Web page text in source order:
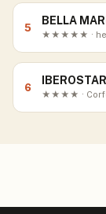
5
BELLA
★★★★★ ·
6
★★★★ ·